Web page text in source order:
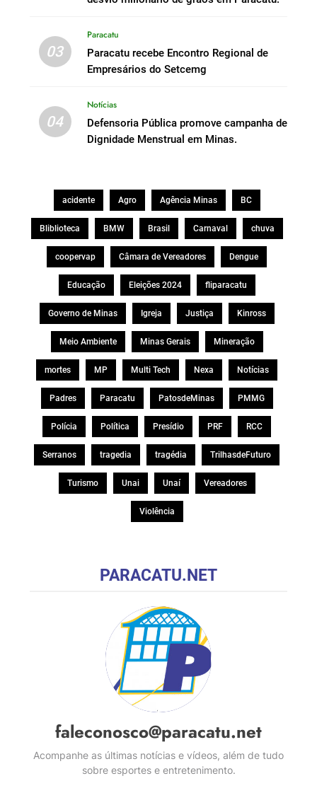
03
Paracatu
Paracatu recebe Encontro Regional de
Empresários do Setcemg
04
Notícias
Defensoria Pública promove campanha de
Dignidade Menstrual em Minas.
acidente Agro Agência Minas BC
Bliblioteca BMW Brasil Carnaval chuva
coopervap Câmara de Vereadores Dengue
Educação Eleições 2024 fliparacatu
Governo de Minas Igreja Justiça Kinross
Meio Ambiente Minas Gerais Mineração
mortes MP Multi Tech Nexa Notícias
Padres Paracatu PatosdeMinas PMMG
Polícia Política Presídio PRF RCC
Serranos tragedia tragédia TrilhasdeFuturo
Turismo Unai Unaí Vereadores
Violência
PARACATU.NET
faleconosco@paracatu.net
Acompanhe as últimas notícias e vídeos, além de tudo
sobre esportes e entretenimento.